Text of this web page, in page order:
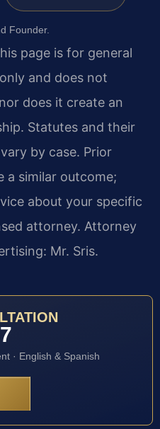
Founder.
page is for general
and does not
does it create an
Statutes and their
by case. Prior
a similar outcome;
about your specific
attorney. Attorney
Mr. Sris.
· English & Spanish